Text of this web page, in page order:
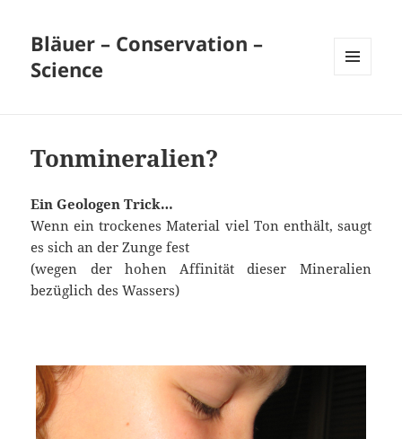
Bläuer – Conservation –
Science
Tonmineralien?
Ein Geologen Trick…
Wenn ein trockenes Material viel Ton enthält, saugt
es sich an der Zunge fest
(wegen der hohen Affinität dieser Mineralien
bezüglich des Wassers)